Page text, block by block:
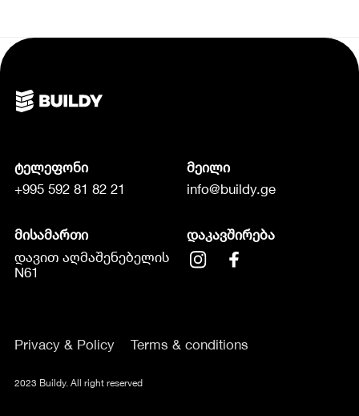
ტელეფონი
+995 592 81 82 21
მეილი
info@buildy.ge
მისამართი
დავით აღმაშენებელის
N61
დაკავშირება
Privacy & Policy Terms & conditions
2023 Buildy. All right reserved